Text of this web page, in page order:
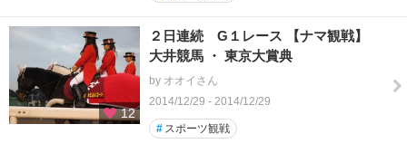
12
２日連続 G１レース 【ナマ観戦】
大井競馬 ・ 東京大賞典
by オオイさん
2014/12/29 - 2014/12/29
# スポーツ観戦